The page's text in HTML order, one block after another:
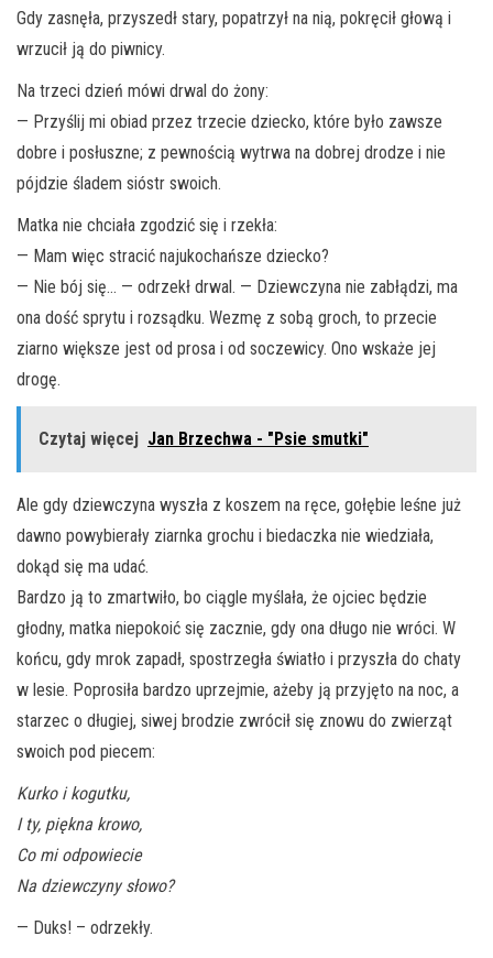
Gdy zasnęła, przyszedł stary, popatrzył na nią, pokręcił głową i
wrzucił ją do piwnicy.
Na trzeci dzień mówi drwal do żony:
— Przyślij mi obiad przez trzecie dziecko, które było zawsze
dobre i posłuszne; z pewnością wytrwa na dobrej drodze i nie
pójdzie śladem sióstr swoich.
Matka nie chciała zgodzić się i rzekła:
— Mam więc stracić najukochańsze dziecko?
— Nie bój się… — odrzekł drwal. — Dziewczyna nie zabłądzi, ma
ona dość sprytu i rozsądku. Wezmę z sobą groch, to przecie
ziarno większe jest od prosa i od soczewicy. Ono wskaże jej
drogę.
Czytaj więcej Jan Brzechwa - "Psie smutki"
Ale gdy dziewczyna wyszła z koszem na ręce, gołębie leśne już
dawno powybierały ziarnka grochu i biedaczka nie wiedziała,
dokąd się ma udać.
Bardzo ją to zmartwiło, bo ciągle myślała, że ojciec będzie
głodny, matka niepokoić się zacznie, gdy ona długo nie wróci. W
końcu, gdy mrok zapadł, spostrzegła światło i przyszła do chaty
w lesie. Poprosiła bardzo uprzejmie, ażeby ją przyjęto na noc, a
starzec o długiej, siwej brodzie zwrócił się znowu do zwierząt
swoich pod piecem:
Kurko i kogutku,
I ty, piękna krowo,
Co mi odpowiecie
Na dziewczyny słowo?
— Duks! – odrzekły.